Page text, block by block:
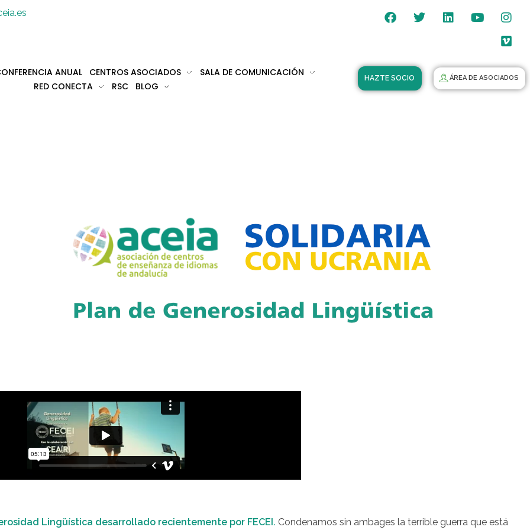
ANUAL CENTROS ASOCIADOS
SALA DE COMUNICACIÓN
RED CONECTA
RSC BLOG
HAZTE SOCIO ÁREA DE ASOCIADOS
Lingüística desarrollado recientemente por FECEI. Condenamos sin ambages la terrible guerra que está